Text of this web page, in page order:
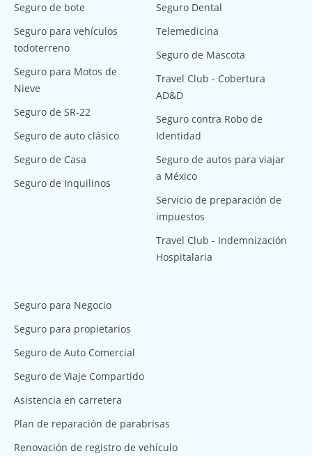
Seguro de bote
Seguro para vehículos
todoterreno
Seguro para Motos de
Nieve
Seguro de SR-22
Seguro de auto clásico
Seguro de Casa
Seguro de Inquilinos
Seguro Dental
Telemedicina
Seguro de Mascota
Travel Club - Cobertura
AD&D
Seguro contra Robo de
Identidad
Seguro de autos para viajar
a México
Servicio de preparación de
impuestos
Travel Club - Indemnización
Hospitalaria
Seguro para Negocio
Seguro para propietarios
Seguro de Auto Comercial
Seguro de Viaje Compartido
Asistencia en carretera
Plan de reparación de parabrisas
Renovación de registro de vehículo